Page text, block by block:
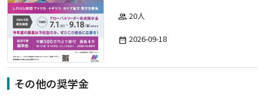
group 20人
date_range 2026-09-18
その他の奨学金